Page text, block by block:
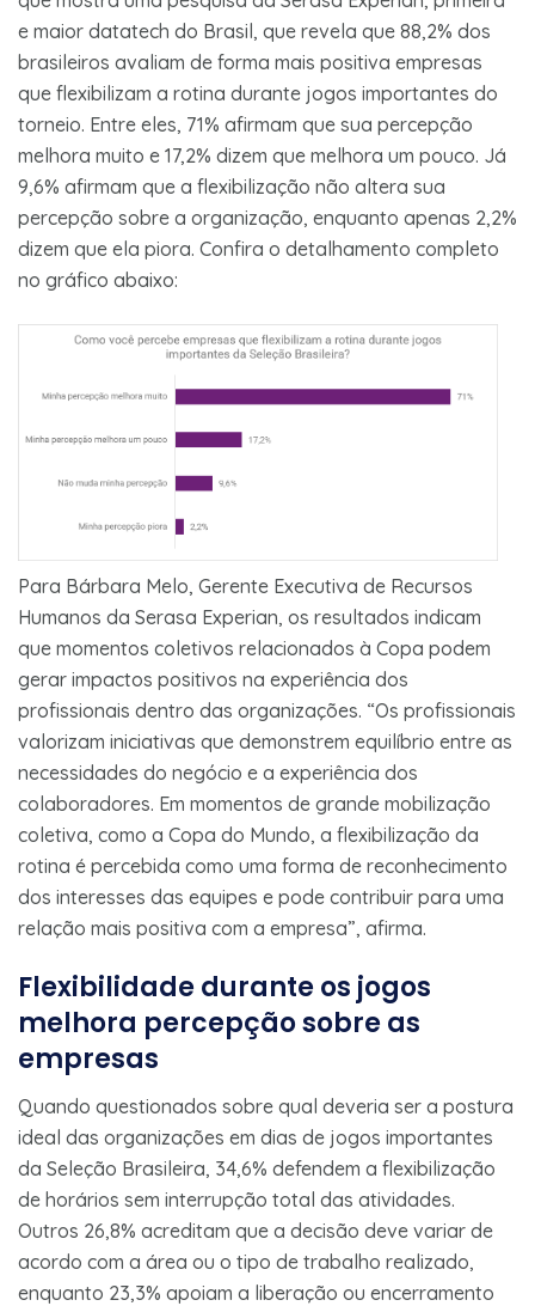
e maior datatech do Brasil, que revela que 88,2% dos
brasileiros avaliam de forma mais positiva empresas
que flexibilizam a rotina durante jogos importantes do
torneio. Entre eles, 71% afirmam que sua percepção
melhora muito e 17,2% dizem que melhora um pouco. Já
9,6% afirmam que a flexibilização não altera sua
percepção sobre a organização, enquanto apenas 2,2%
dizem que ela piora. Confira o detalhamento completo
no gráfico abaixo:
Para Bárbara Melo, Gerente Executiva de Recursos
Humanos da Serasa Experian, os resultados indicam
que momentos coletivos relacionados à Copa podem
gerar impactos positivos na experiência dos
profissionais dentro das organizações. “Os profissionais
valorizam iniciativas que demonstrem equilíbrio entre as
necessidades do negócio e a experiência dos
colaboradores. Em momentos de grande mobilização
coletiva, como a Copa do Mundo, a flexibilização da
rotina é percebida como uma forma de reconhecimento
dos interesses das equipes e pode contribuir para uma
relação mais positiva com a empresa”, afirma.
Flexibilidade durante os jogos
melhora percepção sobre as
empresas
Quando questionados sobre qual deveria ser a postura
ideal das organizações em dias de jogos importantes
da Seleção Brasileira, 34,6% defendem a flexibilização
de horários sem interrupção total das atividades.
Outros 26,8% acreditam que a decisão deve variar de
acordo com a área ou o tipo de trabalho realizado,
enquanto 23,3% apoiam a liberação ou encerramento